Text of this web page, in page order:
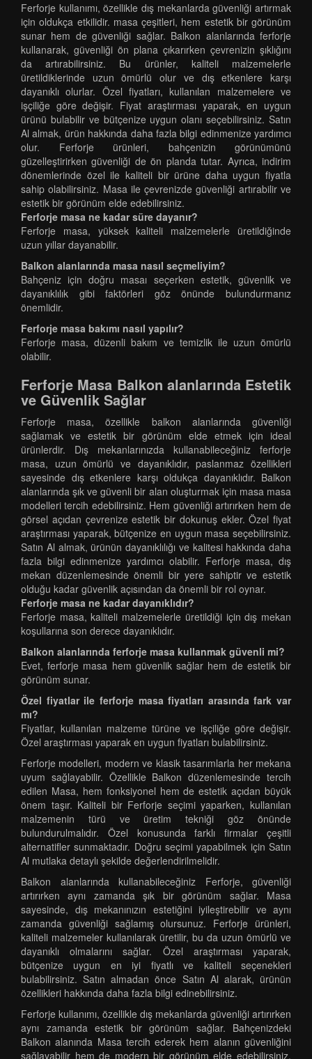
Ferforje kullanımı, özellikle dış mekanlarda güvenliği artırmak
için oldukça etkilidir. masa çeşitleri, hem estetik bir görünüm
sunar hem de güvenliği sağlar. Balkon alanlarında ferforje
kullanarak, güvenliği ön plana çıkarırken çevrenizin şıklığını
da artırabilirsiniz. Bu ürünler, kaliteli malzemelerle
üretildiklerinde uzun ömürlü olur ve dış etkenlere karşı
dayanıklı olurlar. Özel fiyatları, kullanılan malzemelere ve
işçiliğe göre değişir. Fiyat araştırması yaparak, en uygun
ürünü bulabilir ve bütçenize uygun olanı seçebilirsiniz. Satın
Al almak, ürün hakkında daha fazla bilgi edinmenize yardımcı
olur. Ferforje ürünleri, bahçenizin görünümünü
güzelleştirirken güvenliği de ön planda tutar. Ayrıca, indirim
dönemlerinde özel ile kaliteli bir ürüne daha uygun fiyatla
sahip olabilirsiniz. Masa ile çevrenizde güvenliği artırabilir ve
estetik bir görünüm elde edebilirsiniz.
Ferforje masa ne kadar süre dayanır?
Ferforje masa, yüksek kaliteli malzemelerle üretildiğinde
uzun yıllar dayanabilir.
Balkon alanlarında masa nasıl seçmeliyim?
Bahçeniz için doğru masaı seçerken estetik, güvenlik ve
dayanıklılık gibi faktörleri göz önünde bulundurmanız
önemlidir.
Ferforje masa bakımı nasıl yapılır?
Ferforje masa, düzenli bakım ve temizlik ile uzun ömürlü
olabilir.
Ferforje Masa Balkon alanlarında Estetik
ve Güvenlik Sağlar
Ferforje masa, özellikle balkon alanlarında güvenliği
sağlamak ve estetik bir görünüm elde etmek için ideal
ürünlerdir. Dış mekanlarınızda kullanabileceğiniz ferforje
masa, uzun ömürlü ve dayanıklıdır, paslanmaz özellikleri
sayesinde dış etkenlere karşı oldukça dayanıklıdır. Balkon
alanlarında şık ve güvenli bir alan oluşturmak için masa masa
modelleri tercih edebilirsiniz. Hem güvenliği artırırken hem de
görsel açıdan çevrenize estetik bir dokunuş ekler. Özel fiyat
araştırması yaparak, bütçenize en uygun masa seçebilirsiniz.
Satın Al almak, ürünün dayanıklılığı ve kalitesi hakkında daha
fazla bilgi edinmenize yardımcı olabilir. Ferforje masa, dış
mekan düzenlemesinde önemli bir yere sahiptir ve estetik
olduğu kadar güvenlik açısından da önemli bir rol oynar.
Ferforje masa ne kadar dayanıklıdır?
Ferforje masa, kaliteli malzemelerle üretildiği için dış mekan
koşullarına son derece dayanıklıdır.
Balkon alanlarında ferforje masa kullanmak güvenli mi?
Evet, ferforje masa hem güvenlik sağlar hem de estetik bir
görünüm sunar.
Özel fiyatlar ile ferforje masa fiyatları arasında fark var
mı?
Fiyatlar, kullanılan malzeme türüne ve işçiliğe göre değişir.
Özel araştırması yaparak en uygun fiyatları bulabilirsiniz.
Ferforje modelleri, modern ve klasik tasarımlarla her mekana
uyum sağlayabilir. Özellikle Balkon düzenlemesinde tercih
edilen Masa, hem fonksiyonel hem de estetik açıdan büyük
önem taşır. Kaliteli bir Ferforje seçimi yaparken, kullanılan
malzemenin türü ve üretim tekniği göz önünde
bulundurulmalıdır. Özel konusunda farklı firmalar çeşitli
alternatifler sunmaktadır. Doğru seçimi yapabilmek için Satın
Al mutlaka detaylı şekilde değerlendirilmelidir.
Balkon alanlarında kullanabileceğiniz Ferforje, güvenliği
artırırken aynı zamanda şık bir görünüm sağlar. Masa
sayesinde, dış mekanınızın estetiğini iyileştirebilir ve aynı
zamanda güvenliği sağlamış olursunuz. Ferforje ürünleri,
kaliteli malzemeler kullanılarak üretilir, bu da uzun ömürlü ve
dayanıklı olmalarını sağlar. Özel araştırması yaparak,
bütçenize uygun en iyi fiyatlı ve kaliteli seçenekleri
bulabilirsiniz. Satın almadan önce Satın Al alarak, ürünün
özellikleri hakkında daha fazla bilgi edinebilirsiniz.
Ferforje kullanımı, özellikle dış mekanlarda güvenliği artırırken
aynı zamanda estetik bir görünüm sağlar. Bahçenizdeki
Balkon alanında Masa tercih ederek hem alanın güvenliğini
sağlayabilir hem de modern bir görünüm elde edebilirsiniz.